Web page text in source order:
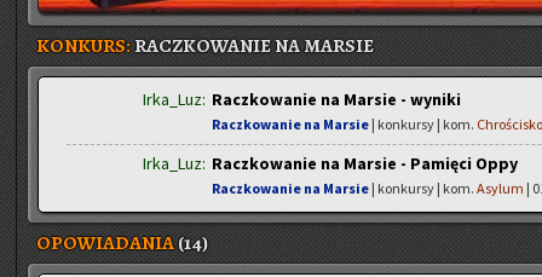
KONKURS:RACZKOWANIE NA MARSIE
Irka_Luz: Raczkowanie na Marsie - wyniki
Raczkowanie na Marsie | konkursy | kom. Chrościsko
Irka_Luz: Raczkowanie na Marsie - Pamięci Oppy
Raczkowanie na Marsie | konkursy | kom. Asylum |
OPOWIADANIA(14)